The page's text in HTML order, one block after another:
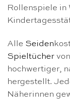
Rollenspiele in
Alle Seiden
Spieltücher
hochwertiger,
hergestellt.
Näherinnen